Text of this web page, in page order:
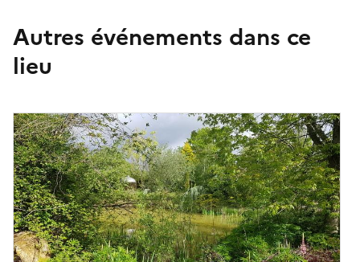
Autres événements dans ce
lieu